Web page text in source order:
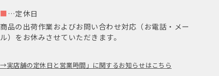
■ …定休日
商品の出荷作業およびお問い合わせ対応（お電話・メー
ル）をお休みさせていただきます。
実店舗の定休日と営業時間」に関するお知らせはこちら